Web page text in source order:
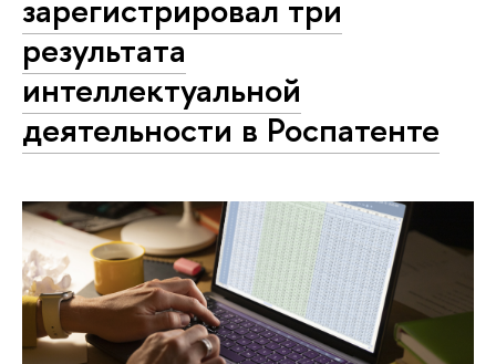
зарегистрировал три
результата
интеллектуальной
деятельности в Роспатенте